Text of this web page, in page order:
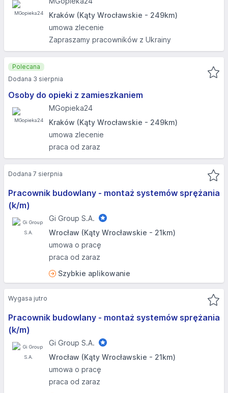
Kraków (Kąty Wrocławskie - 249km)
umowa zlecenie
Zapraszamy pracowników z Ukrainy
Osoby do opieki z zamieszkaniem
MGopieka24
Kraków (Kąty Wrocławskie - 249km)
umowa zlecenie
praca od zaraz
Polecana
Dodana 3 sierpnia
Pracownik budowlany - montaż systemów sprężania
(k/m)
Gi Group S.A.
Wrocław (Kąty Wrocławskie - 21km)
umowa o pracę
praca od zaraz
Szybkie aplikowanie
Dodana 7 sierpnia
Pracownik budowlany - montaż systemów sprężania
(k/m)
Gi Group S.A.
Wrocław (Kąty Wrocławskie - 21km)
umowa o pracę
praca od zaraz
Wygasa jutro